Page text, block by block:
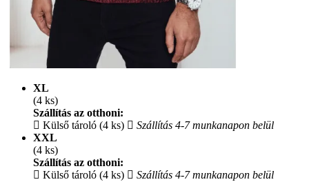
XL
(4 ks)
Szállítás az otthoni:
Külső tároló (4 ks)
Szállítás 4-7 munkanapon belül
XXL
(4 ks)
Szállítás az otthoni:
Külső tároló (4 ks)
Szállítás 4-7 munkanapon belül